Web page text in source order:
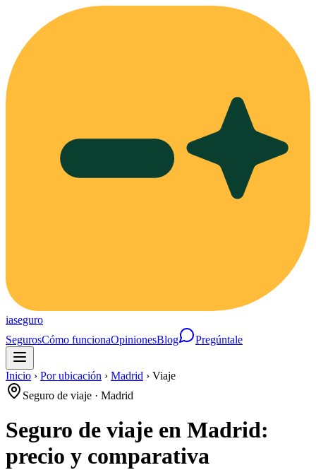
iaseguro
SegurosCómo funcionaOpinionesBlog Pregúntale
Inicio › Por ubicación › Madrid › Viaje
Seguro de viaje · Madrid
Seguro de viaje en Madrid:
precio y comparativa